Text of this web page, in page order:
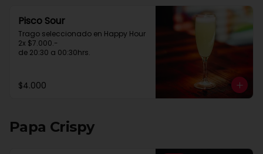
Pisco Sour
Trago seleccionado en Happy Hour
2x $7.000.-
de 20:30 a 00:30hrs.
$4.000
Papa Crispy